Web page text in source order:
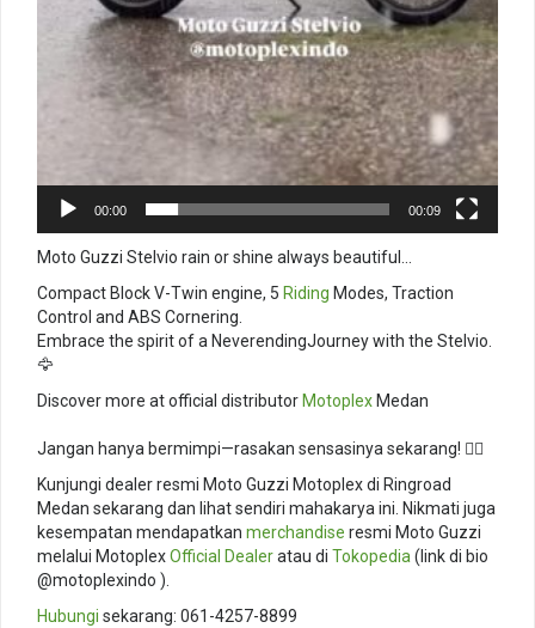
00:00 00:09
Moto Guzzi Stelvio rain or shine always beautiful…
Compact Block V-Twin engine, 5 Riding Modes, Traction
Control and ABS Cornering. ⁣
Embrace the spirit of a NeverendingJourney with the Stelvio.
🦅⁣
Discover more at official distributor Motoplex Medan
Jangan hanya bermimpi—rasakan sensasinya sekarang! 🚴‍♂️
Kunjungi dealer resmi Moto Guzzi Motoplex di Ringroad
Medan sekarang dan lihat sendiri mahakarya ini. Nikmati juga
kesempatan mendapatkan merchandise resmi Moto Guzzi
melalui MotoplexOfficial Dealeratau di Tokopedia (link di bio
@motoplexindo ).
Hubungi sekarang: 061-4257-8899